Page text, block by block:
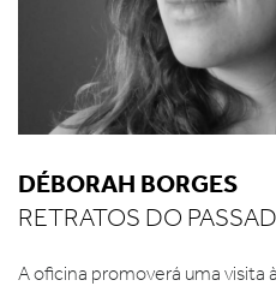
DÉBORAH BORGES
RETRATOS DO
A oficina promoverá uma visita